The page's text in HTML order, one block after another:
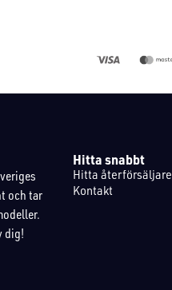
och tar
dig!
Hitta snabbt
Hitta återförsäljare
Kontakt